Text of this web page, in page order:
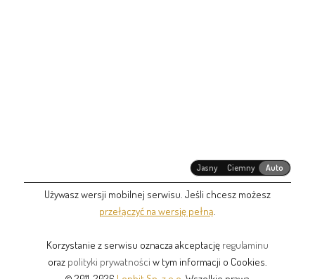
Jasny Ciemny Auto
Używasz wersji mobilnej serwisu. Jeśli chcesz możesz
przełączyć na wersję pełną
Korzystanie z serwisu oznacza akceptację regulaminu
oraz polityki prywatności w tym informacji o Cookies.